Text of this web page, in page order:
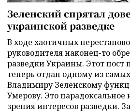
Зеленский спрятал
украинской разведке
В ходе хаотичных
руководителя наконец-то
разведки Украины. Этот пост
теперь отдан одному из
Владимиру Зеленскому
Умерову. Это парадоксальное
зрения интересов разведки.